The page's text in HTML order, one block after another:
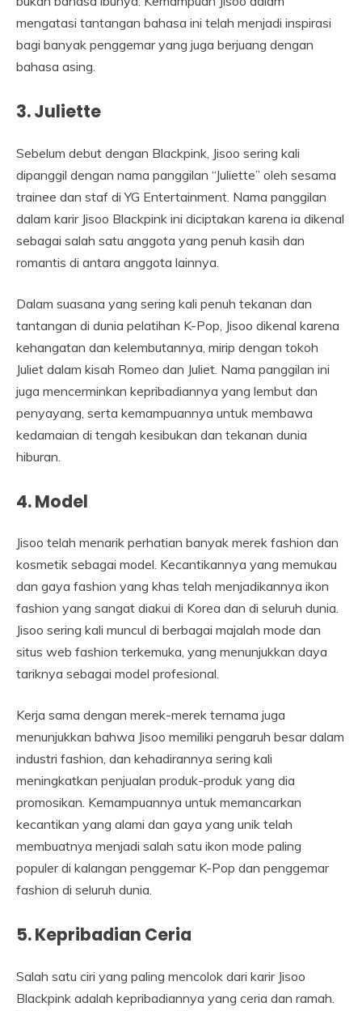
mengatasi tantangan bahasa ini telah menjadi inspirasi
bagi banyak penggemar yang juga berjuang dengan
bahasa asing.
3. Juliette
Sebelum debut dengan Blackpink, Jisoo sering kali
dipanggil dengan nama panggilan “Juliette” oleh sesama
trainee dan staf di YG Entertainment. Nama panggilan
dalam karir Jisoo Blackpink ini diciptakan karena ia dikenal
sebagai salah satu anggota yang penuh kasih dan
romantis di antara anggota lainnya.
Dalam suasana yang sering kali penuh tekanan dan
tantangan di dunia pelatihan K-Pop, Jisoo dikenal karena
kehangatan dan kelembutannya, mirip dengan tokoh
Juliet dalam kisah Romeo dan Juliet. Nama panggilan ini
juga mencerminkan kepribadiannya yang lembut dan
penyayang, serta kemampuannya untuk membawa
kedamaian di tengah kesibukan dan tekanan dunia
hiburan.
4. Model
Jisoo telah menarik perhatian banyak merek fashion dan
kosmetik sebagai model. Kecantikannya yang memukau
dan gaya fashion yang khas telah menjadikannya ikon
fashion yang sangat diakui di Korea dan di seluruh dunia.
Jisoo sering kali muncul di berbagai majalah mode dan
situs web fashion terkemuka, yang menunjukkan daya
tariknya sebagai model profesional.
Kerja sama dengan merek-merek ternama juga
menunjukkan bahwa Jisoo memiliki pengaruh besar dalam
industri fashion, dan kehadirannya sering kali
meningkatkan penjualan produk-produk yang dia
promosikan. Kemampuannya untuk memancarkan
kecantikan yang alami dan gaya yang unik telah
membuatnya menjadi salah satu ikon mode paling
populer di kalangan penggemar K-Pop dan penggemar
fashion di seluruh dunia.
5. Kepribadian Ceria
Salah satu ciri yang paling mencolok dari karir Jisoo
Blackpink adalah kepribadiannya yang ceria dan ramah.